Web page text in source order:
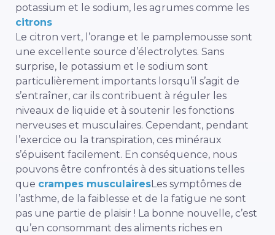
potassium et le sodium, les agrumes comme les
citrons
Le citron vert, l’orange et le pamplemousse sont
une excellente source d’électrolytes. Sans
surprise, le potassium et le sodium sont
particulièrement importants lorsqu’il s’agit de
s’entraîner, car ils contribuent à réguler les
niveaux de liquide et à soutenir les fonctions
nerveuses et musculaires. Cependant, pendant
l’exercice ou la transpiration, ces minéraux
s’épuisent facilement. En conséquence, nous
pouvons être confrontés à des situations telles
que crampes musculairesLes symptômes de
l’asthme, de la faiblesse et de la fatigue ne sont
pas une partie de plaisir ! La bonne nouvelle, c’est
qu’en consommant des aliments riches en